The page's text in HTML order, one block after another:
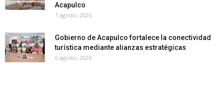
Acapulco
7 agosto, 2026
Gobierno de Acapulco fortalece la conectividad
turística mediante alianzas estratégicas
6 agosto, 2026